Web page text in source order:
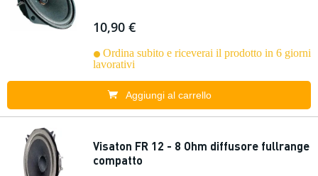
10,90 €
Ordina subito e riceverai il prodotto in 6 giorni
lavorativi
Aggiungi al carrello
Visaton FR 12 - 8 Ohm diffusore fullrange
compatto